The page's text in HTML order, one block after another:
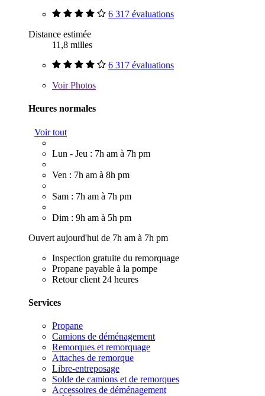
6 317 évaluations
Distance estimée
11,8 milles
6 317 évaluations
VoirPhotos
Heures normales
Voir tout
Lun - Jeu : 7h am à 7h pm
Ven : 7h am à 8h pm
Sam : 7h am à 7h pm
Dim : 9h am à 5h pm
Ouvert aujourd'hui de 7h am à 7h pm
Inspection gratuite du remorquage
Propane payable à la pompe
Retour client 24 heures
Services
Propane
Camions de déménagement
Remorques et remorquage
Attaches de remorque
Libre-entreposage
Solde de camions et de remorques
Accessoires de déménagement